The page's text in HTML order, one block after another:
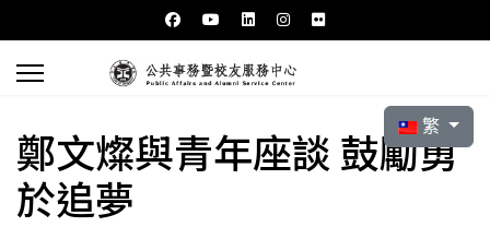
選擇你的語言
繁
鄭文燦與青年座談 鼓勵勇
於追夢